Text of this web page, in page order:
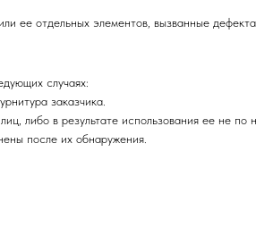
ее отдельных элементов, вызванные
случаях:
заказчика.
либо в результате использования ее не по
после их обнаружения.